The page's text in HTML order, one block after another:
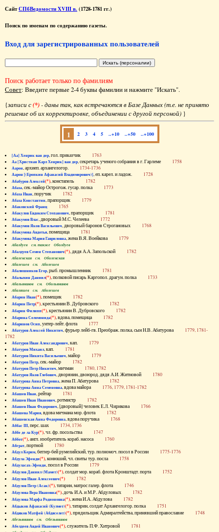
СайтСПбВедомости XVIII в. (1728-1781 гг.)
Поиск по именам по содержанию газеты.
Вход для зарегистрированных пользователей
Поиск работает только по фамилиям
Совет: Введите первые 2-4 буквы фамилии и нажмите "Искать".
{записи с(*)- даны так, как встречаются в Базе Данных (т.е. не принято
решение об их корректировке, объединении с другой персоной) }
1 2 3 4 5 ..+10 ..+50 ..+100
[Аа] Хенрик ван дер, гол. приказчик 1763
Аа [Христиан Карл Хенрик] ван дер, секретарь ученого собрания в г. Гарлеме 1758
Аарон, архиеп. архангелогор. 1734-1736
Аарон [(Еропкин Афанасий Владимирович)], еп. карел. и ладож. 1728
Абабуров Алексей(*), констапель 1782
Абаза, сек.-майор Острогож. гусар. полка 1773
Абаза Иван, поручик 1782
Абаза Константин, прапорщик 1779
Абаковский Франц 1765
Абакулов Евдоким Степанович, прапорщик 1781
Абакумов Влас, дворовый М.С. Челеева 1772
Абакумов Яков Васильевич, дворовый баронов Строгановых 1768
Абакумова Авдотья, помещица 1781
Абакумова Мария Гавриловна, жена В.Я. Воейкова 1779
Абалдуев см. также Оболдуев
Абалдуев Семен Степанович(*), дядя А.А. Запольской 1782
Абаленская см. Оболенская
Абалешев см. Аболешев
Абалишников Егор, рыб. промышленник 1781
Абалыхин Даниил(*), полковой писарь Каргопол. драгун. полка 1733
Абальянинов см. Обольянинов
Абаляшев см. Аболешев
Абарин Иван(*), помещик 1782
Абарин Петр(*), крестьянин В. Дубровского 1782
Абарин Филипп(*), крестьянин В. Дубровского 1782
Абарина Соломонида(*), вдова, помещица 1782
Абаринов Осип, унтер-лейт. флота 1777
Абатуров Алексей Никитич, фурьер лейб-гв. Преображ. полка, сын Н.В. Абатурова 1779, 1781-
1782
Абатуров Иван Александрович, кап. 1779
Абатуров Михаил, кап. 1781
Абатуров Никита Васильевич, майор 1779
Абатуров Петр, сек.-майор 1782
Абатуров Петр Никитич, мичман 1780, 1782
Абатуров Яков Глебович, дворянин, двоюрод. дядя А.И. Житновой 1780
Абатурова Анна Петровна, жена П. Абатурова 1782
Абатурова Анна Семеновна, вдова майора 1776, 1779, 1781-1782
Абашев Иван, рейтар 1781
Абашев Иван Иванович, ротмистр 1782
Абашев Иван Федорович, [дворовый] человек Е.Л. Чирикова 1766
Абашева Мария, вдова мичмана мор. флота 1782
Абашевская Анна Федоровна, вдова поручика 1768
Аббас III, перс. шах 1734, 1736
Аббе де ла Кур(*), чл. фр. посольства 1747
Аббот(*), англ. изобретатель кораб. насоса 1760
Абграт, портной 1780
Абдул Керим, беглер-бей румелийский, тур. полномоч. посол в России 1775-1776
Абдула Эфенди(*), конюший, чл. свиты тур. посла 1758
Абдуласах-Эфенди, посол в России 1779
Абдулов Даниил (Мамет)(*), солдат мор. кораб. флота Кронштадт. порта 1752
Абдулов Иван Алексеевич(*) 1782
Абдулов Петр (Асак)(*), татарин, матрос галер. флота 1746
Абдулова Вера Ивановна(*), дочь И.А. и М.Р. Абдуловых 1782
Абдулова Марфа Родионовна(*), жена И.А. Абдулова 1782
Абдыков Афанасий (Кулмет)(*), татарин, солдат Архангелогор. полка 1751
Абдяков Матфей (Абдяселет)(*), прядильщик Адмиралтейства, принявший православие 1748
Абезьянинов см. Обезьянинов
Абелдеев Авдей Иванович(*), служитель П.Ф. Хитровой 1781